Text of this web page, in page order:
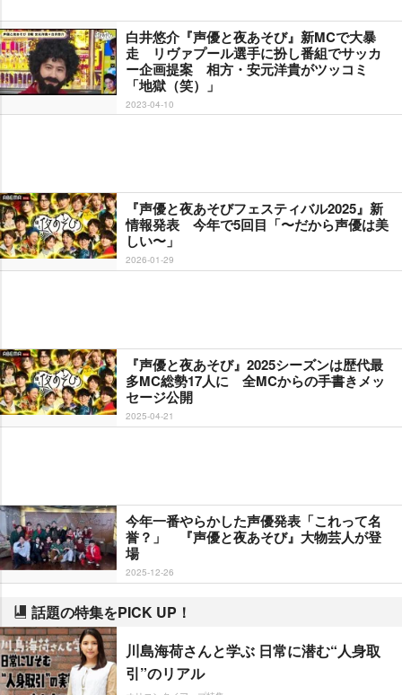
白井悠介『声優と夜あそび』新MCで大暴
走 リヴァプール選手に扮し番組でサッカ
ー企画提案 相方・安元洋貴がツッコミ
「地獄（笑）」
2023-04-10
『声優と夜あそびフェスティバル2025』新
情報発表 今年で5回目「〜だから声優は美
しい〜」
2026-01-29
『声優と夜あそび』2025シーズンは歴代最
多MC総勢17人に 全MCからの手書きメッ
セージ公開
2025-04-21
今年一番やらかした声優発表「これって名
誉？」 『声優と夜あそび』大物芸人が登
場
2025-12-26
話題の特集をPICK UP！
川島海荷さんと学ぶ 日常に潜む“人身取
引”のリアル